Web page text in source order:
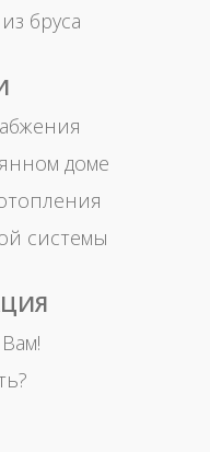
бруса
доме
системы